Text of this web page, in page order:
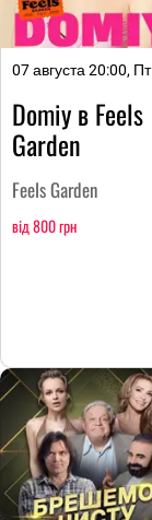
07 августа 20:00, Пт
Domiy в Feels
Garden
Feels Garden
від 800 грн